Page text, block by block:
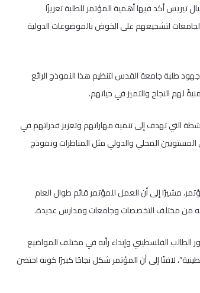
تيريس أكد فيها أهمية المؤتمر للطلبة تعزيزًا
لتشجيعهم على الخوض بالموضوعات الدولية
طلبة جامعة القدس لتنظيم هذا النموذج الرائع
لهم النجاح والتميز في حياتهم.
التي تهدف إلى تنمية مهاراتهم وتعزيز قدراتهم في
المستويين المحلي والدولي مثل المناظرات ونموذج
مشيرًا إلى أن العمل للمؤتمر قائم طوال العام
من مختلف التخصصات وجامعات ومدارس عديدة.
الطالب الفلسطيني وإبداء رأيه في مختلف المواضيع
لافتًا إلى أن المؤتمر شكل نجاحًا كبيرًا كونه احتضن